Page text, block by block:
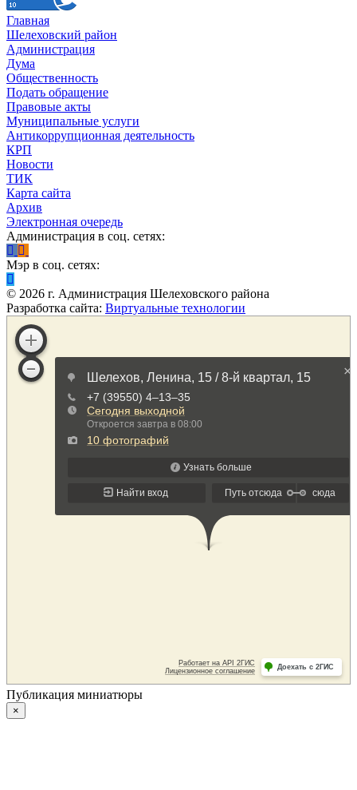
Главная
Шелеховский район
Администрация
Дума
Общественность
Подать обращение
Правовые акты
Муниципальные услуги
Антикоррупционная деятельность
КРП
Новости
ТИК
Карта сайта
Архив
Электронная очередь
Администрация в соц. сетях:
Мэр в соц. сетях:
© 2026 г. Администрация Шелеховского района
Разработка сайта: Виртуальные технологии
Публикация миниатюры
×